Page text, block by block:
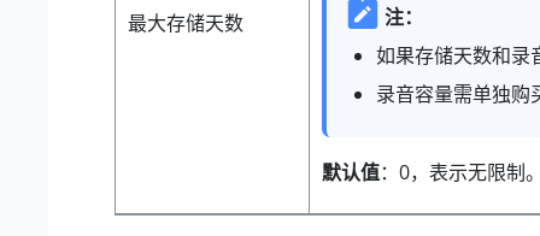
最大存储天数
注：
如果存储天数和录
录音容量需单独购
默认值：0，表示无限制